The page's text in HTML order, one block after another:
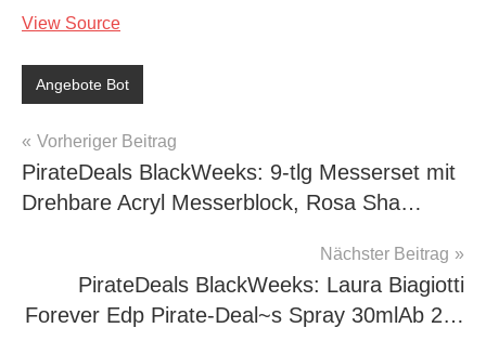
View Source
Angebote Bot
Beitragsnavigation
Vorheriger Beitrag
PirateDeals BlackWeeks: 9-tlg Messerset mit
Drehbare Acryl Messerblock, Rosa Sha…
Nächster Beitrag
PirateDeals BlackWeeks: Laura Biagiotti
Forever Edp Pirate-Deal~s Spray 30mlАb 2…